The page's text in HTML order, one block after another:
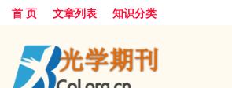
首 页 文章列表 知识分类